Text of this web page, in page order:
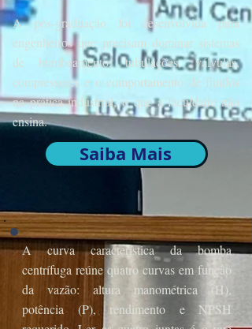
A pós-graduação foi desenvolvida para
engenheiros que precisam dominar sistemas
de bombeamento, tubulações, válvulas,
compressores e o comportamento de fluidos
na prática industrial, o que a faculdade não
ensina.
Saiba Mais
A curva característica da bomba
centrífuga reúne quatro curvas em função
da vazão: altura manométrica (H),
potência (P), rendimento e NPSH